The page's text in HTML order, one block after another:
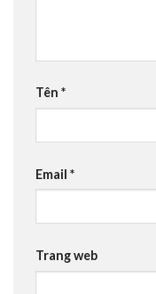
Tên *
Email *
Trang web